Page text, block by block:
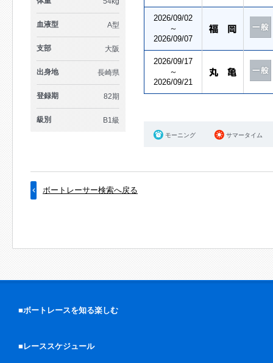
血液型 A型
支部 大阪
出身地 長崎県
登録期 82期
級別 B1級
2026/09/02
～
2026/09/07
2026/09/17
～
2026/09/21
モーニング サマータイム
ボートレーサー検索へ戻る
■ボートレースを知る楽しむ
■レーススケジュール